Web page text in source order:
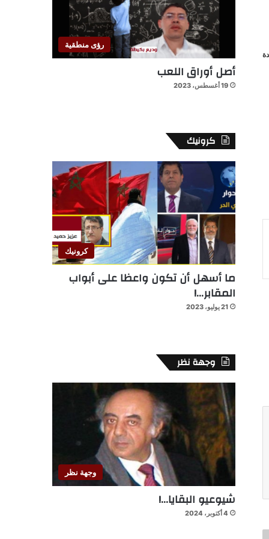
رؤى منطقية
أصل أوراق اللعب
19 أغسطس، 2023
كرونيك
كرونيك
ما أسهل أن تكون واعظا على أبواب
المقابر…!
21 يوليو، 2023
وجهة نظر
وجهة نظر
شيوعيو البقايا…!
4 أكتوبر، 2024